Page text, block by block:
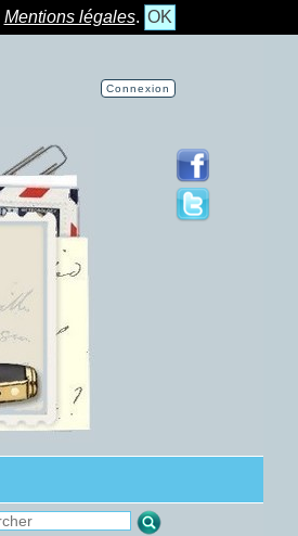
Mentions légales. OK
Connexion